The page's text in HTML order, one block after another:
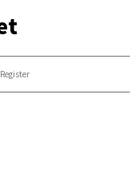
Register